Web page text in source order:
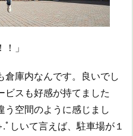
」
倉庫内なんです。良いでし
ビスも好感が持てました
う空間のように感じまし
しいて言えば、駐車場が１